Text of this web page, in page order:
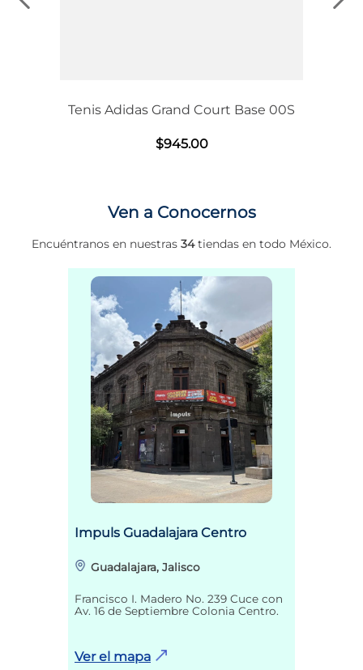
Tenis Adidas Grand Court Base 00S
$945.00
Ven a Conocernos
Encuéntranos en nuestras 34tiendas en todo México.
Impuls Guadalajara Centro
Guadalajara, Jalisco
Francisco I. Madero No. 239 Cuce con
Av. 16 de Septiembre Colonia Centro.
Ver el mapa